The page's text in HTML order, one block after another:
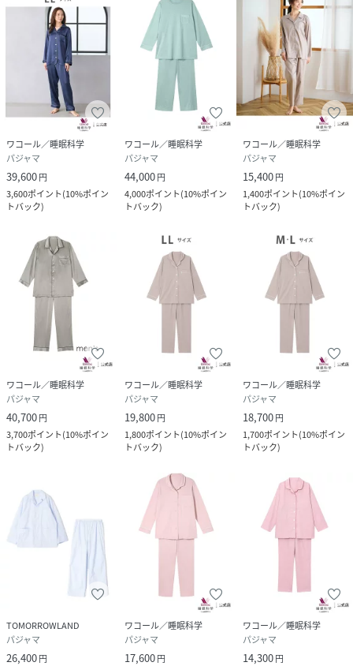
ワコール／睡眠科学
パジャマ
39,600円
3,600ポイント(10%ポイン
トバック)
ワコール／睡眠科学
パジャマ
44,000円
4,000ポイント(10%ポイン
トバック)
ワコール／睡眠科学
パジャマ
15,400円
1,400ポイント(10%ポイン
トバック)
ワコール／睡眠科学
パジャマ
40,700円
3,700ポイント(10%ポイン
トバック)
ワコール／睡眠科学
パジャマ
19,800円
1,800ポイント(10%ポイン
トバック)
ワコール／睡眠科学
パジャマ
18,700円
1,700ポイント(10%ポイン
トバック)
TOMORROWLAND
パジャマ
26,400円
ワコール／睡眠科学
パジャマ
17,600円
ワコール／睡眠科学
パジャマ
14,300円